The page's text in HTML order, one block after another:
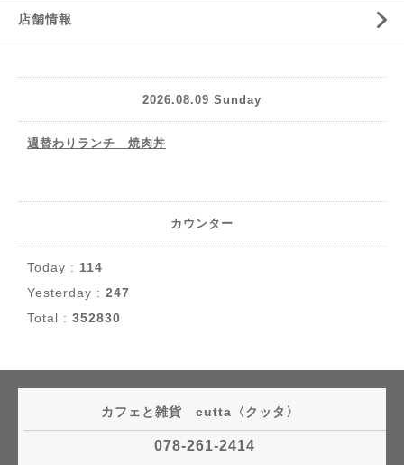
店舗情報
2026.08.09 Sunday
週替わりランチ 焼肉丼
カウンター
Today : 114
Yesterday : 247
Total : 352830
カフェと雑貨 cutta〈クッタ〉
078-261-2414